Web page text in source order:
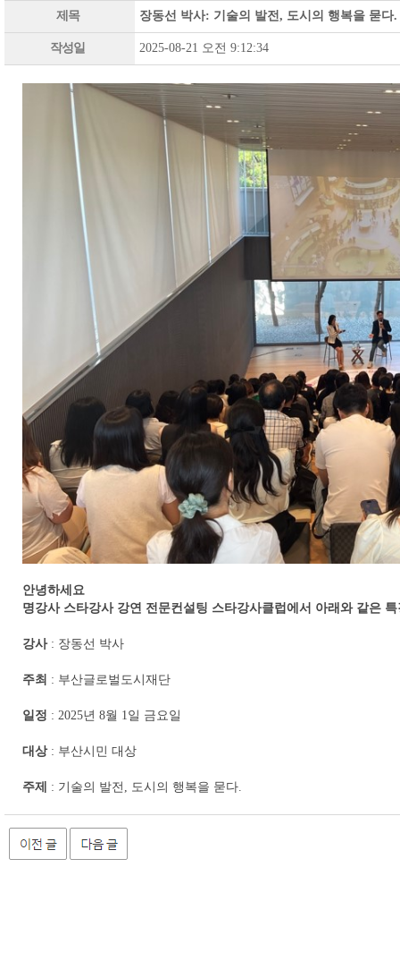
제목 장동선 박사: 기술의 발전, 도시의 행복을 묻다
작성일 2025-08-21 오전 9:12:34
안녕하세요
명강사 스타강사 강연 전문컨설팅 스타강사클럽에서 아래와 같은
강사: 장동선 박사
주최 : 부산글로벌도시재단
일정 : 2025년 8월 1일 금요일
대상: 부산시민 대상
주제 : 기술의 발전, 도시의 행복을 묻다.